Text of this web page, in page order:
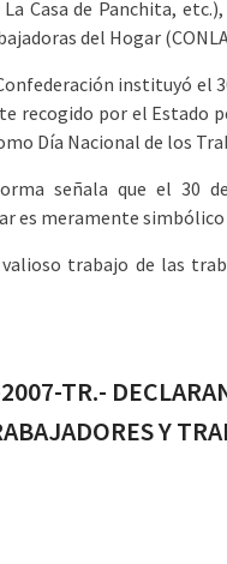
Casa de Panchita,
del Hogar
instituyó el
recogido por el Estado
Día Nacional de los
señala que el 30
es meramente simbólico
trabajo de las
TR.-
Y